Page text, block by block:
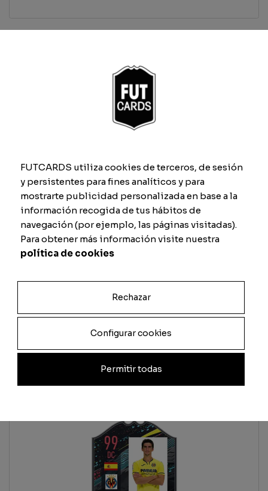
Voleio
Defesa Físico
FUTCARDS utiliza cookies de terceros, de sesión
y persistentes para fines analíticos y para
mostrarte publicidad personalizada en base a la
información recogida de tus hábitos de
navegación (por ejemplo, las páginas visitadas).
Para obtener más información visite nuestra
política de cookies
Rechazar
Configurar cookies
Permitir todas